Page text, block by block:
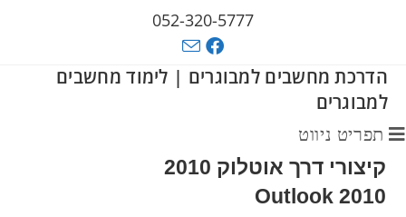
052-320-5777
הדרכת מחשבים למבוגרים | לימוד מחשבים
למבוגרים
תפריט ניווט
קיצורי דרך אוטלוק 2010
Outlook 2010